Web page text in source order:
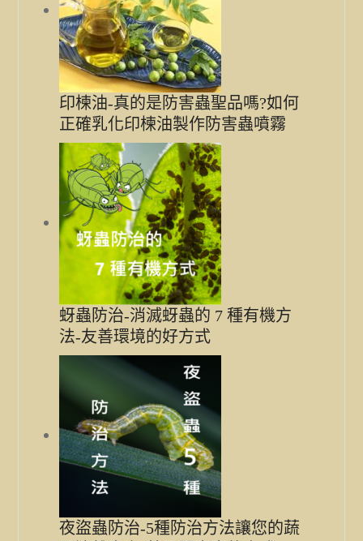
印楝油-真的是防害蟲聖品嗎?如何
正確乳化印楝油製作防害蟲噴霧
蚜蟲防治-消滅蚜蟲的 7 種有機方
法-友善環境的好方式
夜盜蟲防治-5種防治方法讓您的蔬